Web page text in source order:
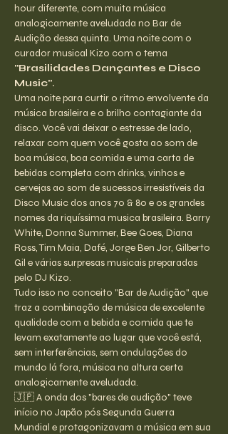
hour diferente, com muita música
analogicamente aveludada no Bar de
Audição dessa quinta. Uma noite com o
curador musical Kizo com o tema
"Brasilidades Dançantes e Disco
Music".
Uma noite para curtir o ritmo envolvente da
música brasileira e o brilho contagiante da
disco. Você vai deixar o estresse de lado,
relaxar com quem você gosta ao som de
boa música, boa comida e uma carta de
bebidas completa com drinks, vinhos e
cervejas ao som de sucessos irresistíveis da
Disco Music dos anos 70 & 80 e os grandes
nomes da riquíssima musica brasileira. Barry
White, Donna Summer, Bee Goes, Diana
Ross, Tim Maia, Dafé, Jorge Ben Jor, Gilberto
Gil e várias surpresas musicais preparadas
pelo DJ Kizo.
Tudo isso no conceito "Bar de Audição" que
traz a combinação de música de excelente
qualidade com a bebida e comida que te
levam exatamente ao lugar que você está,
sem interferências, sem ondulações do
mundo lá fora, música na altura certa
analogicamente aveludada.
🇯🇵 A onda dos "bares de audição" teve
início no Japão pós Segunda Guerra
Mundial e protagonizavam a música em sua